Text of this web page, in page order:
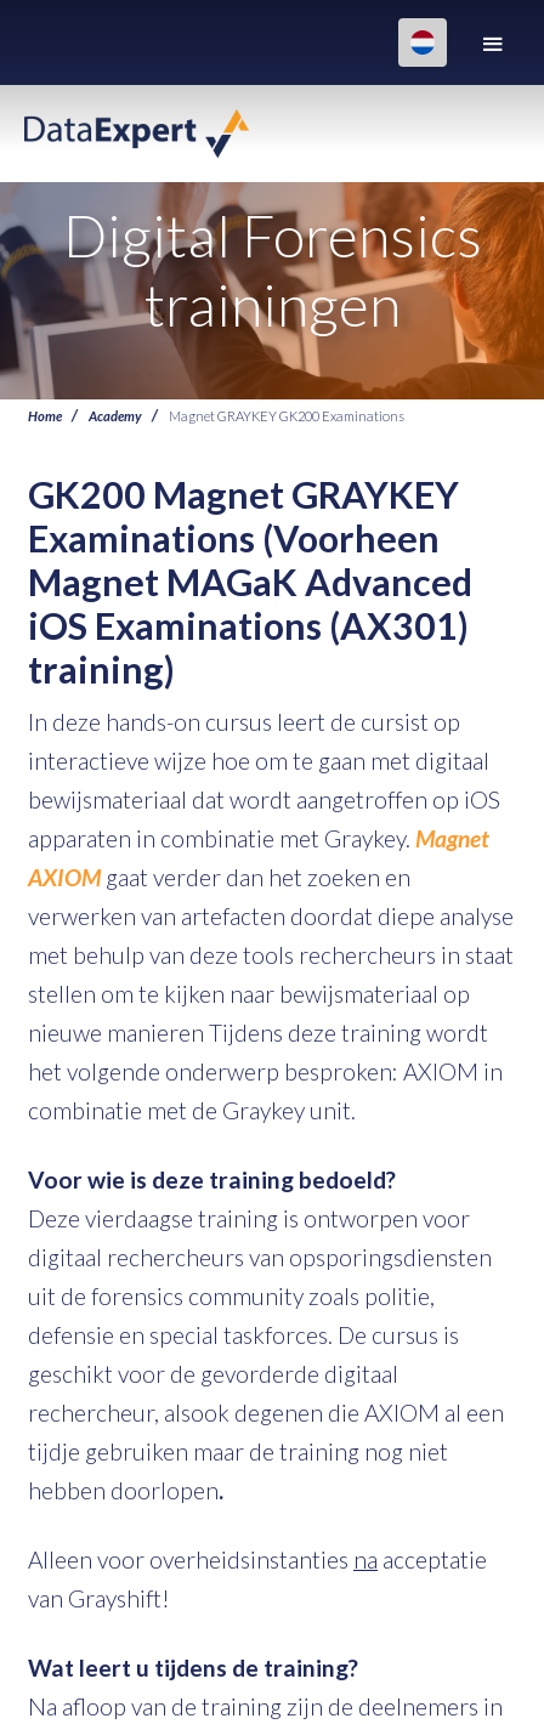
Digital Forensics
trainingen
Home Academy Magnet GRAYKEY GK200 Examinations
GK200 Magnet GRAYKEY
Examinations (Voorheen
Magnet MAGaK Advanced
iOS Examinations (AX301)
training)
In deze hands-on cursus leert de cursist op
interactieve wijze hoe om te gaan met digitaal
bewijsmateriaal dat wordt aangetroffen op iOS
apparaten in combinatie met Graykey. Magnet
AXIOMgaat verder dan het zoeken en
verwerken van artefacten doordat diepe analyse
met behulp van deze tools rechercheurs in staat
stellen om te kijken naar bewijsmateriaal op
nieuwe manieren Tijdens deze training wordt
het volgende onderwerp besproken: AXIOM in
combinatie met de Graykey unit.
Voor wie is deze training bedoeld?
Deze vierdaagse training is ontworpen voor
digitaal rechercheurs van opsporingsdiensten
uit de forensics community zoals politie,
defensie en special taskforces. De cursus is
geschikt voor de gevorderde digitaal
rechercheur, alsook degenen die AXIOM al een
tijdje gebruiken maar de training nog niet
hebben doorlopen.
Alleen voor overheidsinstanties na acceptatie
van Grayshift!
Wat leert u tijdens de training?
Na afloop van de training zijn de deelnemers in